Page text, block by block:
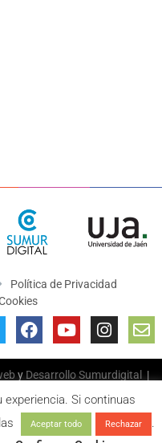
Política de Privacidad
y Desarrollo Sumurdigital
|
Si continuas
Aceptar todo Rechazar
.